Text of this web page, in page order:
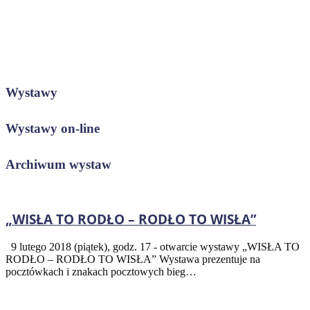
Wystawy
Wystawy on-line
Archiwum wystaw
„WISŁA TO RODŁO – RODŁO TO WISŁA”
9 lutego 2018 (piątek), godz. 17 - otwarcie wystawy „WISŁA TO
RODŁO – RODŁO TO WISŁA” Wystawa prezentuje na
pocztówkach i znakach pocztowych bieg…